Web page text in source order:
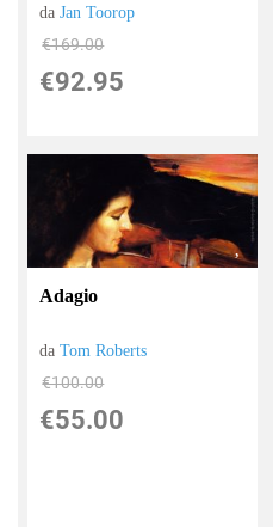
daJan Toorop
€169.00
€92.95
Adagio
daTom Roberts
€100.00
€55.00